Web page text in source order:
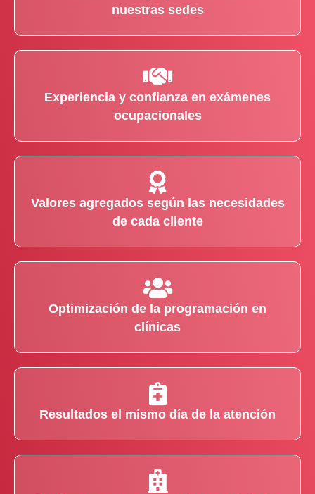
nuestras sedes
Experiencia y confianza en exámenes
ocupacionales
Valores agregados según las necesidades
de cada cliente
Optimización de la programación en
clínicas
Resultados el mismo día de la atención